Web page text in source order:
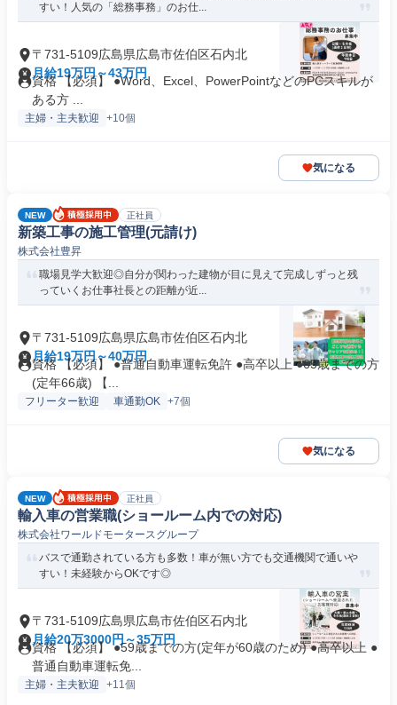
すい！人気の「総務事務」のお仕...
〒731-5109広島県広島市佐伯区石内北
月給19万円～43万円
資格 【必須】 ●Word、Excel、PowerPointなどのPCスキルが
ある方 ...
主婦・主夫歓迎 +10個
気になる
NEW 正社員
新築工事の施工管理(元請け)
株式会社豊昇
職場見学大歓迎◎自分が関わった建物が目に見えて完成しずっと残
っていくお仕事社長との距離が近...
〒731-5109広島県広島市佐伯区石内北
月給19万円～40万円
資格 【必須】 ●普通自動車運転免許 ●高卒以上 ●65歳までの方
(定年66歳) 【...
フリーター歓迎 車通勤OK +7個
気になる
NEW 正社員
輸入車の営業職(ショールーム内での対応)
株式会社ワールドモータースグループ
バスで通勤されている方も多数！車が無い方でも交通機関で通いや
すい！未経験からOKです◎
〒731-5109広島県広島市佐伯区石内北
月給20万3000円～35万円
資格 【必須】 ●59歳までの方(定年が60歳のため) ●高卒以上 ●
普通自動車運転免...
主婦・主夫歓迎 +11個